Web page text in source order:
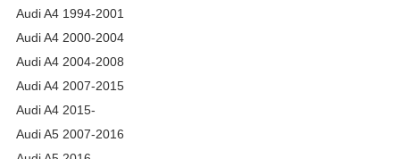
Audi A4 1994-2001
Audi A4 2000-2004
Audi A4 2004-2008
Audi A4 2007-2015
Audi A4 2015-
Audi A5 2007-2016